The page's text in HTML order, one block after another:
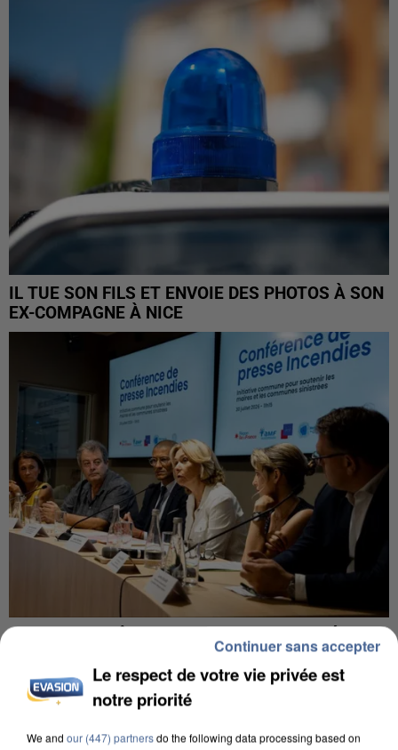
IL TUE SON FILS ET ENVOIE DES PHOTOS À SON
EX-COMPAGNE À NICE
INCENDIES : L’ÎLE-DE-FRANCE LANCE UN ÉLAN
DE SOLIDARITÉ AVEC LES...
Le respect de votre vie privée est
notre priorité
We and our (447) partnersdo the following data processing based on
Continuer sans accepter